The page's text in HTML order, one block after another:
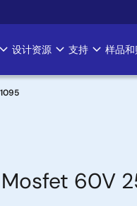
设计资源 支持 样品
60V